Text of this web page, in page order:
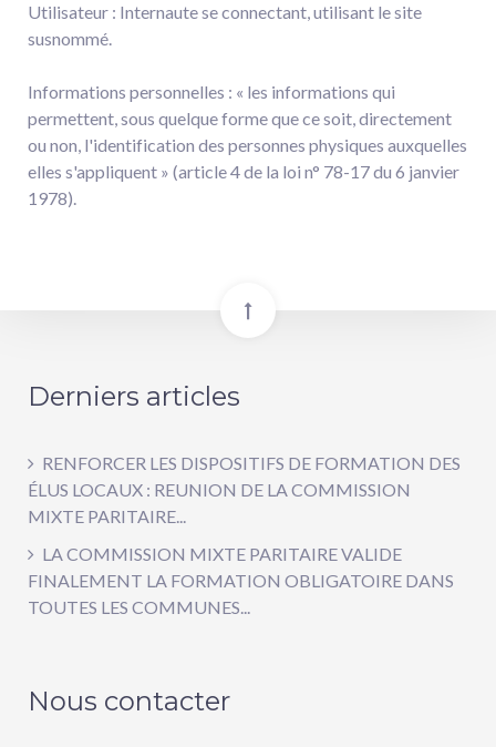
Utilisateur : Internaute se connectant, utilisant le site
susnommé.
Informations personnelles : « les informations qui
permettent, sous quelque forme que ce soit, directement
ou non, l'identification des personnes physiques auxquelles
elles s'appliquent » (article 4 de la loi n° 78-17 du 6 janvier
1978).
Derniers articles
RENFORCER LES DISPOSITIFS DE FORMATION DES
ÉLUS LOCAUX : REUNION DE LA COMMISSION
MIXTE PARITAIRE...
LA COMMISSION MIXTE PARITAIRE VALIDE
FINALEMENT LA FORMATION OBLIGATOIRE DANS
TOUTES LES COMMUNES...
Nous contacter